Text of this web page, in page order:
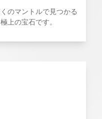
のマントルで見つかる
上の宝石です。